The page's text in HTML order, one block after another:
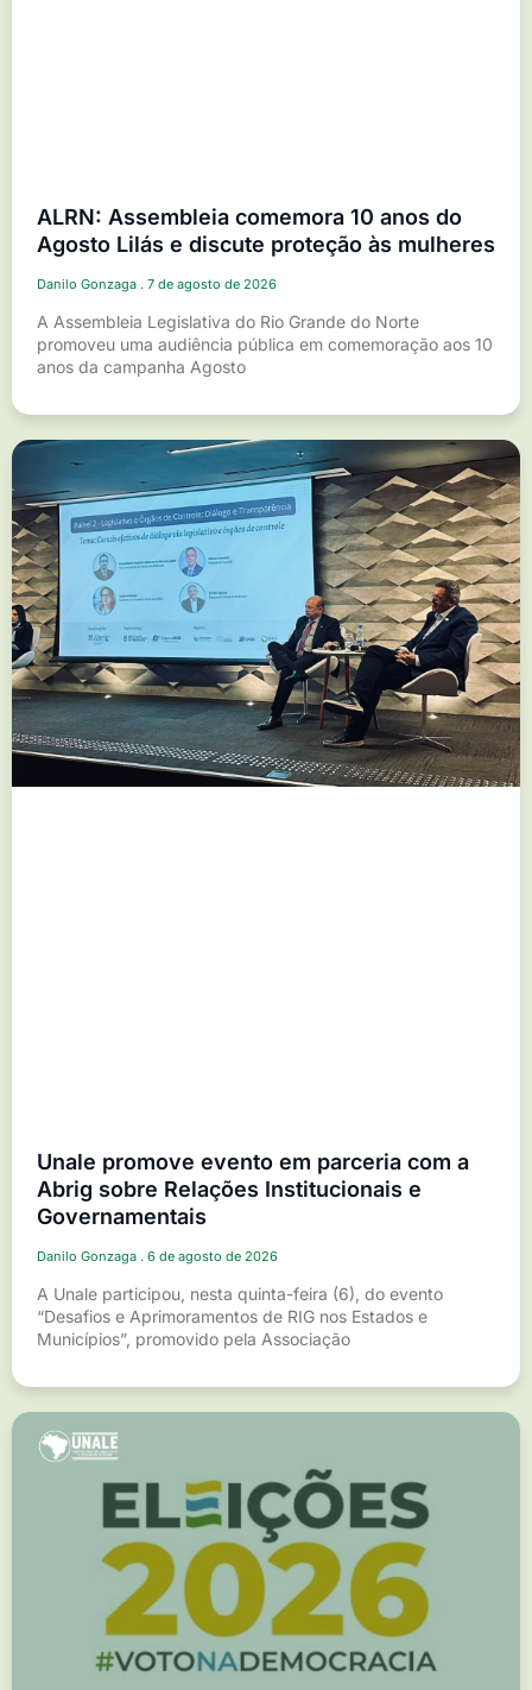
ALRN: Assembleia comemora 10 anos do
Agosto Lilás e discute proteção às mulheres
Danilo Gonzaga 7 de agosto de 2026
A Assembleia Legislativa do Rio Grande do Norte
promoveu uma audiência pública em comemoração aos 10
anos da campanha Agosto
Unale promove evento em parceria com a
Abrig sobre Relações Institucionais e
Governamentais
Danilo Gonzaga 6 de agosto de 2026
A Unale participou, nesta quinta-feira (6), do evento
“Desafios e Aprimoramentos de RIG nos Estados e
Municípios”, promovido pela Associação